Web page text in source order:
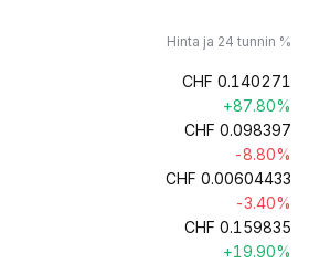
Hinta ja 24 tunnin %
CHF 0.140271
+87.80%
CHF 0.098397
-8.80%
CHF 0.00604433
-3.40%
CHF 0.159835
+19.90%